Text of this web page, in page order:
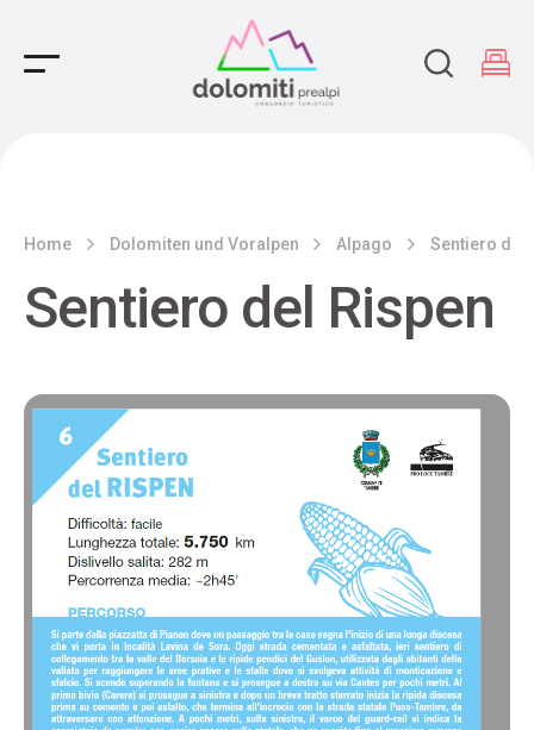
Main Navigation
Home Dolomiten und Voralpen Alpago Sentiero del
Sentiero del Rispen